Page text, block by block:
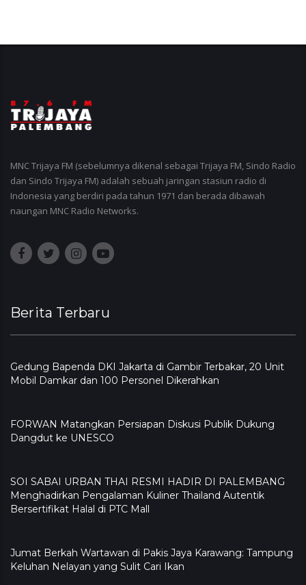
MNC Trijaya FM (sebelumnya dikenal sebagai Trijaya FM, Sindo Radio
dan Sindo Trijaya FM) adalah sebuah jaringan stasiun radio di
Indonesia yang berdiri pada tahun 1971 dan berada dibawah
naungan MNC Radio Networks.
Berita Terbaru
Gedung Bapenda DKI Jakarta di Gambir Terbakar, 20 Unit
Mobil Damkar dan 100 Personel Dikerahkan
FORWAN Matangkan Persiapan Diskusi Publik Dukung
Dangdut ke UNESCO
SOI SABAI URBAN THAI RESMI HADIR DI PALEMBANG
Menghadirkan Pengalaman Kuliner Thailand Autentik
Bersertifikat Halal di PTC Mall
Jumat Berkah Wartawan di Pakis Jaya Karawang: Tampung
Keluhan Nelayan yang Sulit Cari Ikan